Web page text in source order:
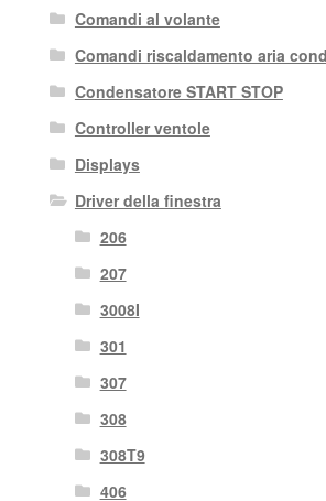
Comandi al volante
Comandi riscaldamento aria
Condensatore START STOP
Controller ventole
Displays
Driver della finestra
206
207
3008I
301
307
308
308T9
406